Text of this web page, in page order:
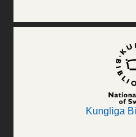
Kungliga